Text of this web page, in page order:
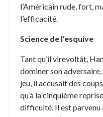
l’Américain rude, fort,
l’efficacité.
Science de l’esquive
Tant qu’il virevoltât,
dominer son adversaire,
jeu, il accusait des
qu’à la cinquième
difficulté. Il est parvenu